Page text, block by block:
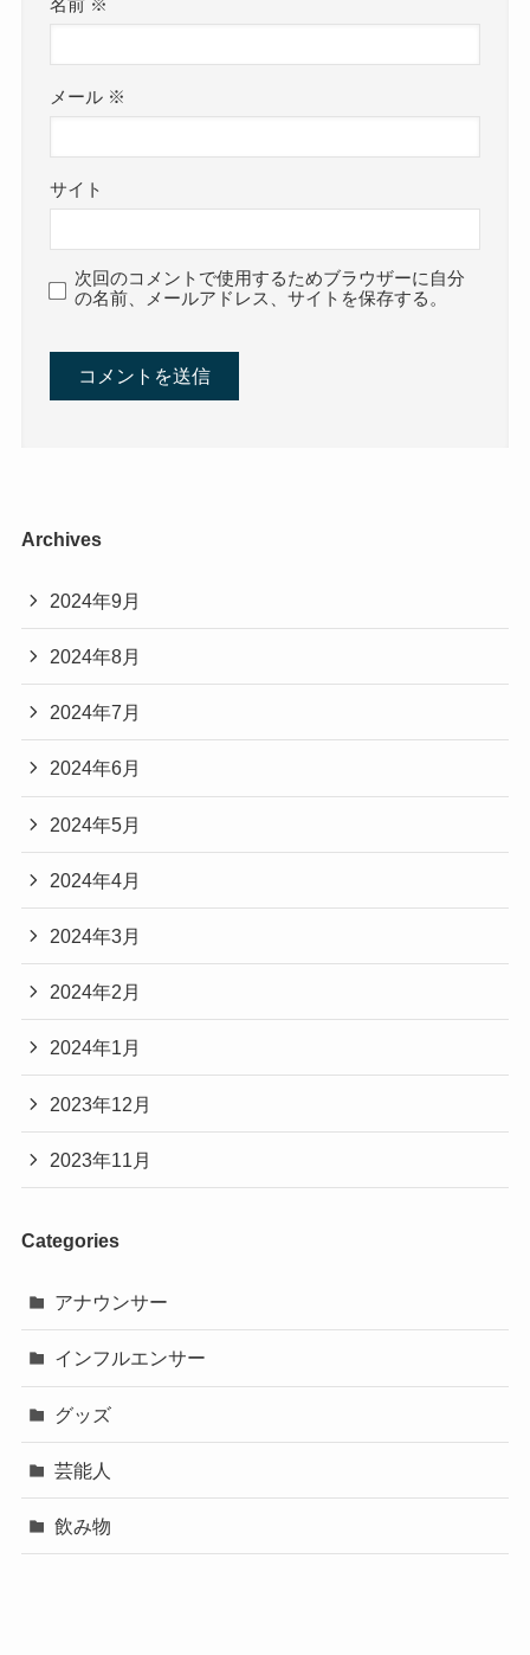
名前 ※
メール ※
サイト
次回のコメントで使用するためブラウザーに自分
の名前、メールアドレス、サイトを保存する。
Archives
2024年9月
2024年8月
2024年7月
2024年6月
2024年5月
2024年4月
2024年3月
2024年2月
2024年1月
2023年12月
2023年11月
Categories
アナウンサー
インフルエンサー
グッズ
芸能人
飲み物